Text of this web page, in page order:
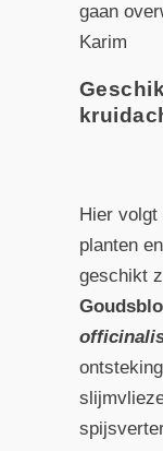
gaan
Karim
Hier
planten
geschikt